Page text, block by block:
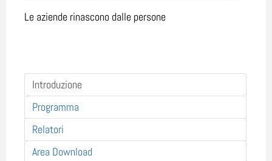
Le aziende rinascono dalle persone
Introduzione
Programma
Relatori
Area Download